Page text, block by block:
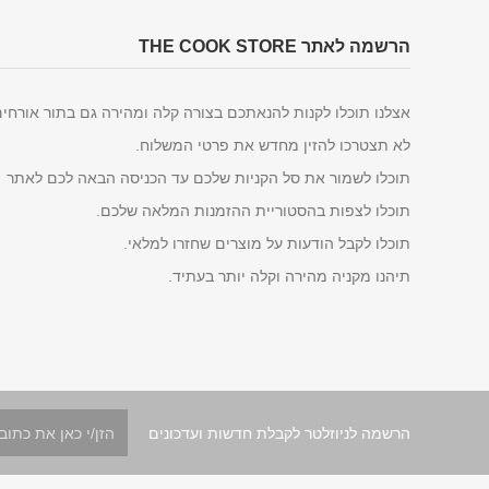
הרשמה לאתר THE COOK STORE
אצלנו תוכלו לקנות להנאתכם בצורה קלה ומהירה גם בתור
לא תצטרכו להזין מחדש את פרטי המשלוח.
תוכלו לשמור את סל הקניות שלכם עד הכניסה הבאה לכם לאתר
תוכלו לצפות בהסטוריית ההזמנות המלאה שלכם.
תוכלו לקבל הודעות על מוצרים שחזרו למלאי.
תיהנו מקניה מהירה וקלה יותר בעתיד.
הרשמה לניוזלטר לקבלת חדשות ועדכונים